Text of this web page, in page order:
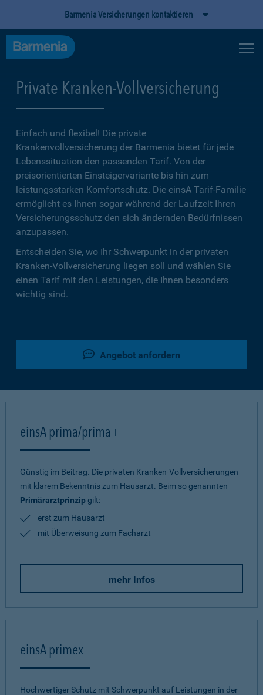
Barmenia Versicherungen kontaktieren
Private Kranken-Vollversicherung
Einfach und flexibel! Die private
Krankenvollversicherung der Barmenia bietet für jede
Lebenssituation den passenden Tarif. Von der
preisorientierten Einsteigervariante bis hin zum
leistungsstarken Komfortschutz. Die einsA Tarif-Familie
ermöglicht es Ihnen sogar während der Laufzeit Ihren
Versicherungsschutz den sich ändernden Bedürfnissen
anzupassen.
Entscheiden Sie, wo Ihr Schwerpunkt in der privaten
Kranken-Vollversicherung liegen soll und wählen Sie
einen Tarif mit den Leistungen, die Ihnen besonders
wichtig sind.
Angebot anfordern
einsA prima/prima+
Günstig im Beitrag. Die privaten Kranken-Vollversicherungen
mit klarem Bekenntnis zum Hausarzt. Beim so genannten
Primärarztprinzipgilt:
erst zum Hausarzt
mit Überweisung zum Facharzt
mehr Infos
einsA primex
Hochwertiger Schutz mit Schwerpunkt auf Leistungen in der